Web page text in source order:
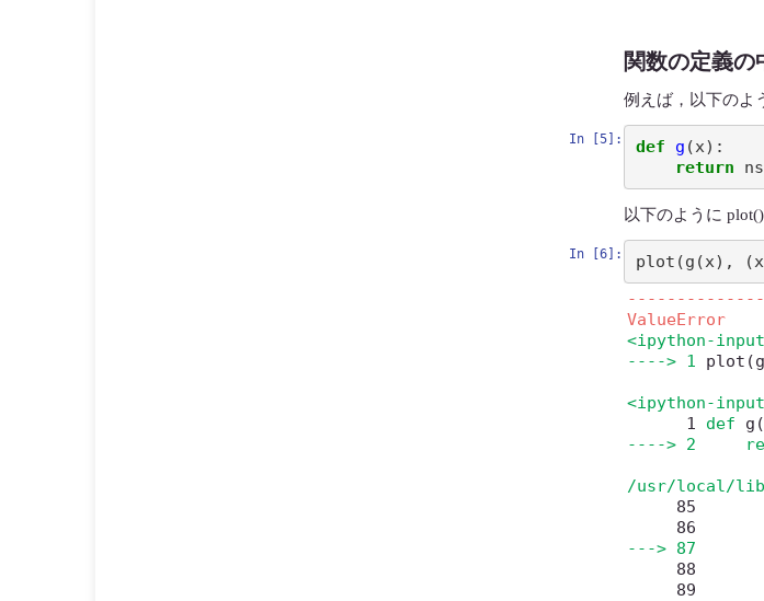
関数の定義の
例えば，以下のよ
In [5]: def g (x):
return
以下のように
In [6]: plot (g (x), (x
ValueError
<ipython-
----> 1
plot (g
<ipython-
      1
def g (
----> 2
/usr/local/lib/
     85
     86
---> 87
     88
     89